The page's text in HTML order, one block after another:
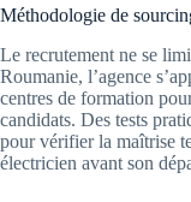
Méthodologie de
Le recrutement ne se
Roumanie, l’agence
centres de formation
candidats. Des tests
pour vérifier la maîtrise
électricien avant son